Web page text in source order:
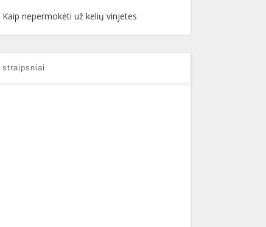
Kaip nepermokėti už kelių vinjetes
straipsniai